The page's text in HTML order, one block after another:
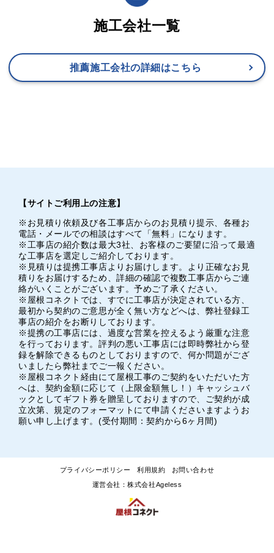
施工会社一覧
推薦施工会社の詳細はこちら
【サイトご利用上の注意】
※お見積り依頼及び各工事店からのお見積り提示、各種お
電話・メールでの相談はすべて「無料」になります。
※工事店の紹介数は最大3社、お客様のご要望に沿って最適
な工事店を選定しご紹介しております。
※見積りは提携工事店よりお届けします。より正確なお見
積りをお届けするため、詳細の確認で複数工事店からご連
絡がいくことがございます。予めご了承ください。
※屋根コネクトでは、すでに工事店が決定されている方、
最初から契約のご意思が全く無い方などへは、弊社登録工
事店の紹介をお断りしております。
※提携の工事店には、過度な営業を控えるよう厳重な注意
を行っております。評判の悪い工事店には即時弊社から登
録を解除できるものとしておりますので、何か問題がござ
いましたら弊社までご一報ください。
※屋根コネクト経由にて屋根工事のご契約をいただいた方
へは、契約金額に応じて（上限金額無し！）キャッシュバ
ックとしてギフト券を贈呈しておりますので、ご契約が成
立次第、規定のフォーマットにて申請くださいますようお
願い申し上げます。(受付期間：契約から6ヶ月間)
プライバシーポリシー 利用規約 お問い合わせ
運営会社：株式会社Ageless